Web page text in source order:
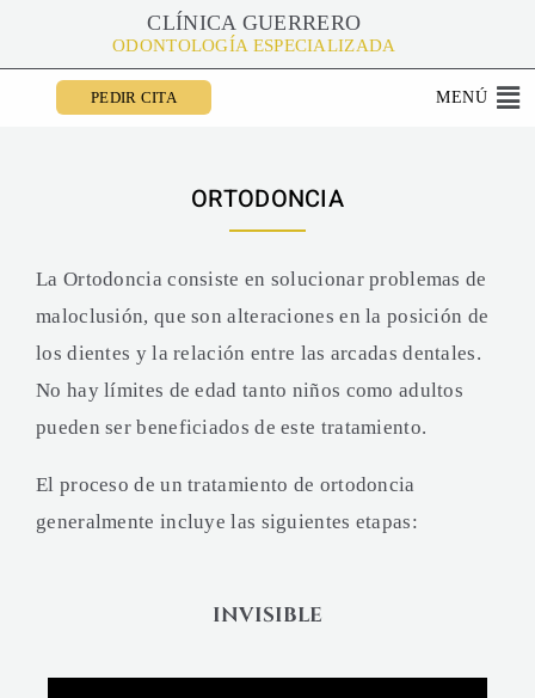
CLÍNICA GUERRERO
ODONTOLOGÍA ESPECIALIZADA
PEDIR CITA
ORTODONCIA
La Ortodoncia consiste en solucionar problemas de
maloclusión, que son alteraciones en la posición de
los dientes y la relación entre las arcadas dentales.
No hay límites de edad tanto niños como adultos
pueden ser beneficiados de este tratamiento.
El proceso de un tratamiento de ortodoncia
generalmente incluye las siguientes etapas:
INVISIBLE